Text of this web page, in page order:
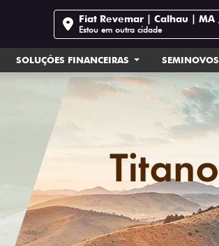
Fiat Revemar | Calhau | MA
Estou em outra cidade
SOLUÇÕES FINANCEIRAS SEMINOVOS